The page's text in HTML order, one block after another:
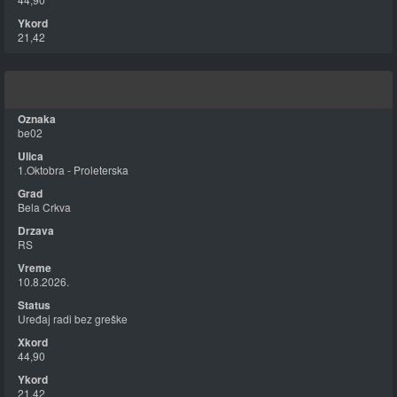
21,42
be02
1.Oktobra - Proleterska
Bela Crkva
RS
10.8.2026.
Uređaj radi bez greške
44,90
21,42